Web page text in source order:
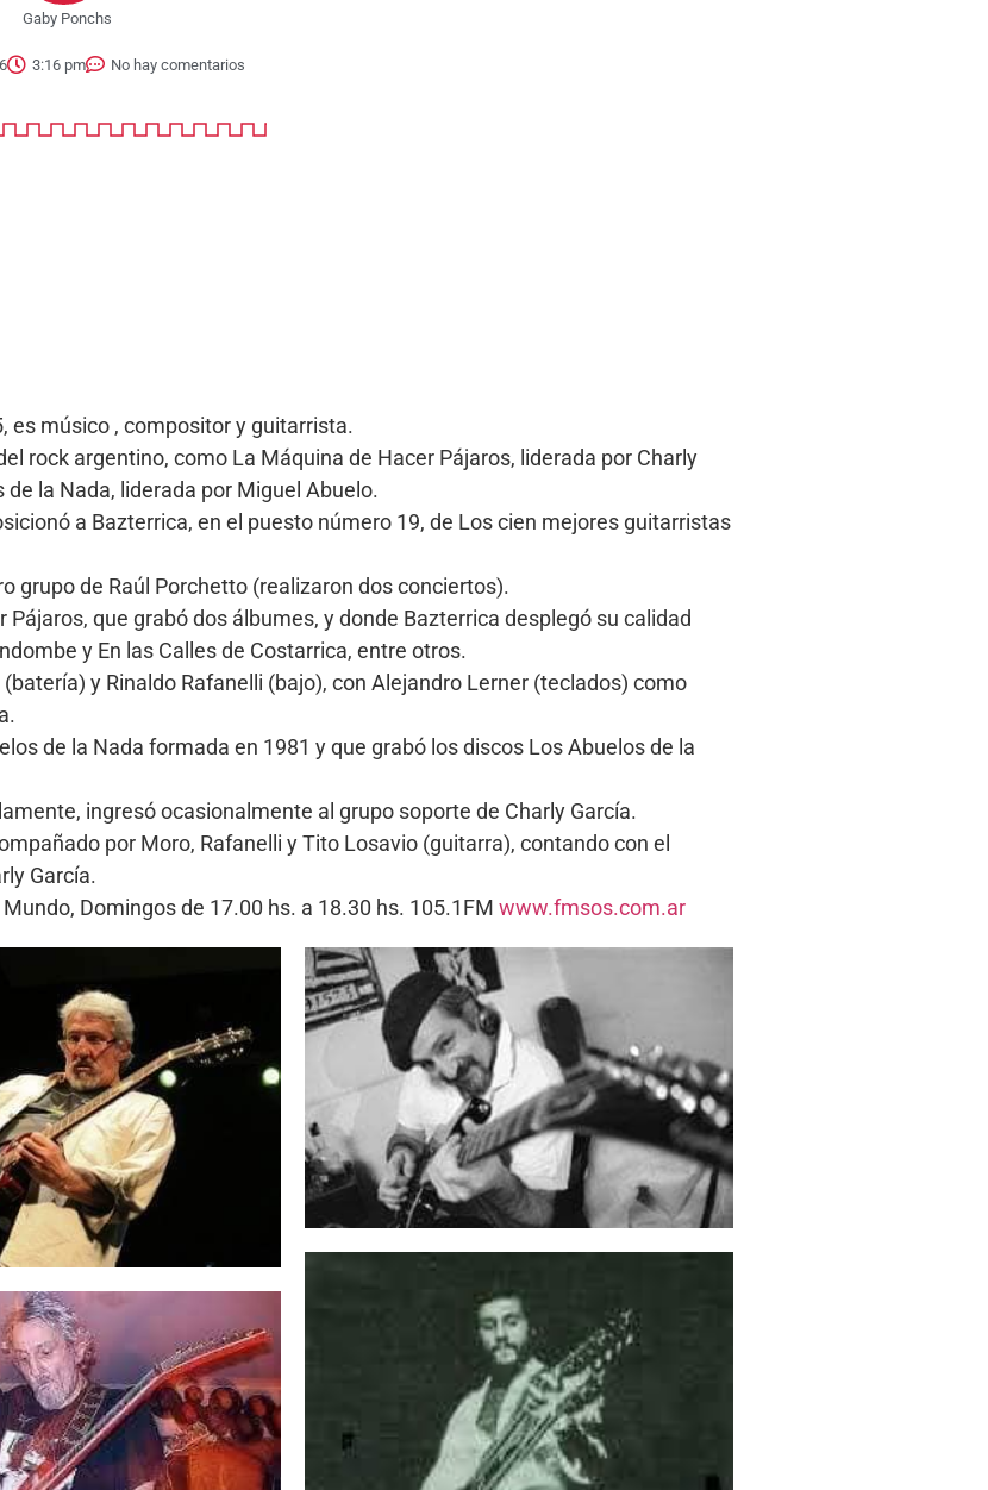
Gaby Ponchs
3:16 pm No hay comentarios
es músico , compositor y guitarrista.
rock argentino, como La Máquina de Hacer Pájaros, liderada por Charly
la Nada, liderada por Miguel Abuelo.
a Bazterrica, en el puesto número 19, de Los cien mejores guitarristas
grupo de Raúl Porchetto (realizaron dos conciertos).
que grabó dos álbumes, y donde Bazterrica desplegó su calidad
y En las Calles de Costarrica, entre otros.
y Rinaldo Rafanelli (bajo), con Alejandro Lerner (teclados) como
de la Nada formada en 1981 y que grabó los discos Los Abuelos de la
ingresó ocasionalmente al grupo soporte de Charly García.
por Moro, Rafanelli y Tito Losavio (guitarra), contando con el
García.
Domingos de 17.00 hs. a 18.30 hs. 105.1FM www.fmsos.com.ar